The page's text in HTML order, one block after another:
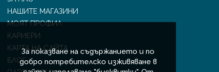
За показване на съдържанието и по
добро потребителско изживяване в
НАШИТЕ МАГАЗИНИ
МОЯТ ПРОФИЛ
КАРИЕРИ
КАРТА НА САЙТА
БЛОГ